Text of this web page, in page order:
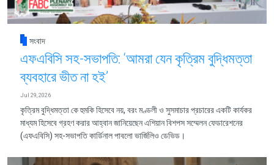
সংবাদ
এফএবিসি সহ-সভাপতি: ‘আমরা যেন কৃত্রিম বুদ্ধিমত্তা
ব্যবহারে ভীত না হই’
Jul 29, 2026
কৃত্রিম বুদ্ধিমত্তা কে হুমকি হিসেবে নয়, বরং মণ্ডলী ও সুসমাচার প্রচারের একটি কার্যকর
মাধ্যম হিসেবে গ্রহণ করার আহ্বান জানিয়েছেন এশিয়ান বিশপস সম্মেলন ফেডারেশনের
(এফএবিসি) সহ-সভাপতি কার্ডিনাল পাবলো ভার্জিলিও ডেভিড।